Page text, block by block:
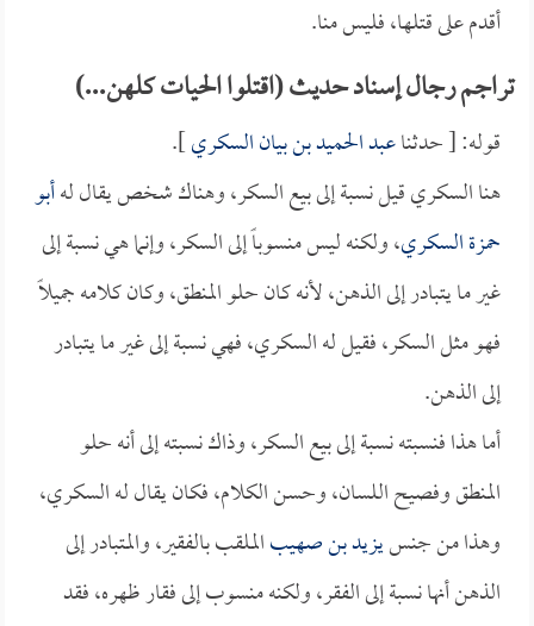
أقدم على قتلها، فليس منا.
تراجم رجال إسناد حديث (اقتلوا الحيات كلهن...)
قوله: [ حدثناعبد الحميد بن بيان السكري].
هنا السكري قيل نسبة إلى بيع السكر، وهناك شخص يقال لهأبو
حمزة السكري، ولكنه ليس منسوباً إلى السكر، وإنما هي نسبة إلى
غير ما يتبادر إلى الذهن، لأنه كان حلو المنطق، وكان كلامه جميلاً
فهو مثل السكر، فقيل له السكري، فهي نسبة إلى غير ما يتبادر
إلى الذهن.
أما هذا فنسبته نسبة إلى بيع السكر، وذاك نسبته إلى أنه حلو
المنطق وفصيح اللسان، وحسن الكلام، فكان يقال له السكري،
وهذا من جنسيزيد بن صهيبالملقب بالفقير، والمتبادر إلى
الذهن أنها نسبة إلى الفقر، ولكنه منسوب إلى فقار ظهره، فقد